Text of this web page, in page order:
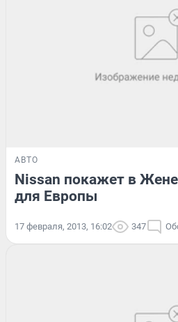
АВТО
Nissan покажет в
для Европы
17 февраля, 2013, 16:02 347